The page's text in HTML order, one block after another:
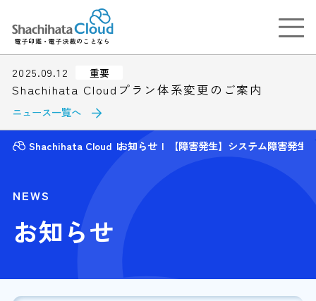
電子印鑑・電子決裁のことなら
2025.09.12 重要
Shachihata Cloudプラン体系変更のご案内
ニュース一覧へ
Shachihata Cloud お知らせ 【障害発生】システム障害発生
NEWS
お知らせ